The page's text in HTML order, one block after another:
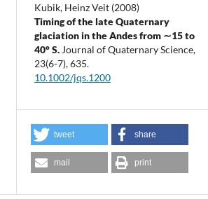
Kubik, Heinz Veit (2008)
Timing of the late Quaternary
glaciation in the Andes from ∼15 to
40° S. Journal of Quaternary Science,
23(6-7),635.
10.1002/jqs.1200
tweet share
mail print